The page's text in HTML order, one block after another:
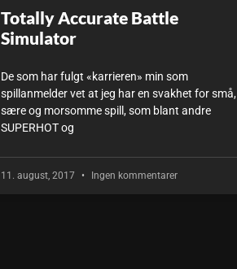
Totally Accurate Battle
Simulator
De som har fulgt «karrieren» min som
spillanmelder vet at jeg har en svakhet for små,
sære og morsomme spill, som blant andre
SUPERHOT og
11. august, 2017 Ingen kommentarer